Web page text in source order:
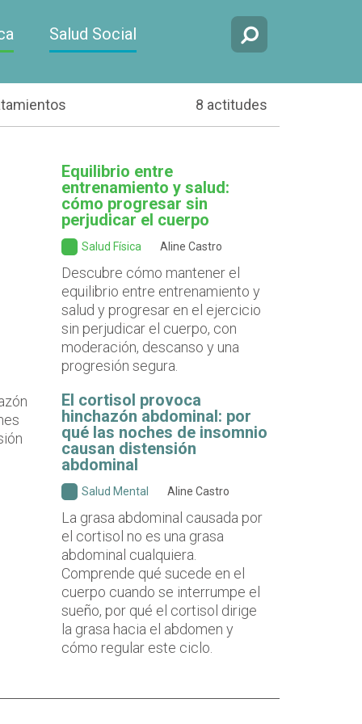
Salud Social
8 actitudes
Equilibrio entre
entrenamiento y salud:
cómo progresar sin
perjudicar el cuerpo
Salud Física Aline Castro
Descubre cómo mantener el
equilibrio entre entrenamiento y
salud y progresar en el ejercicio
sin perjudicar el cuerpo, con
moderación, descanso y una
progresión segura.
El cortisol provoca
hinchazón abdominal: por
qué las noches de insomnio
causan distensión
abdominal
Salud Mental Aline Castro
La grasa abdominal causada por
el cortisol no es una grasa
abdominal cualquiera.
Comprende qué sucede en el
cuerpo cuando se interrumpe el
sueño, por qué el cortisol dirige
la grasa hacia el abdomen y
cómo regular este ciclo.